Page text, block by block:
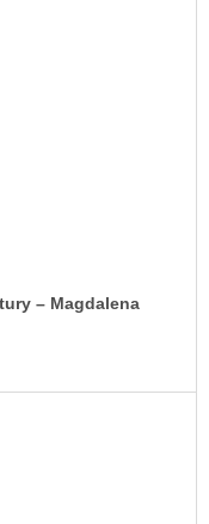
– Magdalena